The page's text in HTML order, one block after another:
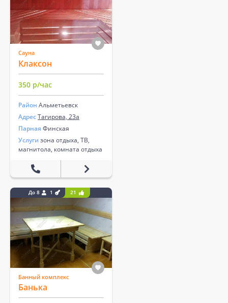
Сауна
Клаксон
350 р/час
Район Альметьевск
АдресТагирова, 23а
Парная Финская
Услуги зона отдыха, ТВ,
магнитола, комната отдыха
До 8 1 21
Банный комплекс
Банька